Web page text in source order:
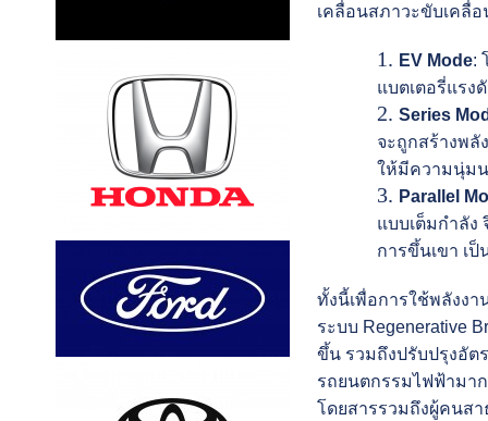
เคลื่อนสภาวะขับเคลื่
EV Mode:
แบตเตอรี่แรง
Series
จะถูกสร้างพลั
ให้มีความนุ่มน
Parallel
แบบเต็มกำลัง
การขึ้นเขา เป็
ทั้งนี้เพื่อการใช้พลังง
ระบบ Regenerative
ขึ้น รวมถึงปรับปรุงอัต
รถยนตกรรมไฟฟ้ามา
โดยสารรวมถึงผู้คนส